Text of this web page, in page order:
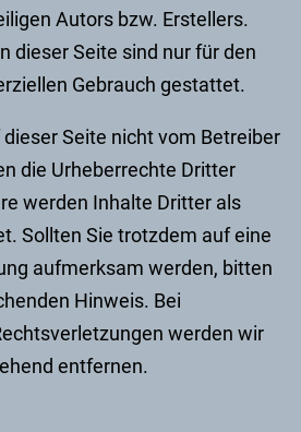
Autors bzw. Erstellers.
dieser Seite sind nur für den
Gebrauch gestattet.
Seite nicht vom Betreiber
die Urheberrechte Dritter
werden Inhalte Dritter als
Sollten Sie trotzdem auf eine
aufmerksam werden, bitten
Hinweis. Bei
werden wir
entfernen.